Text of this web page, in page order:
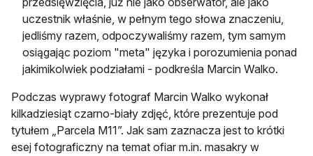
uczestnik właśnie, w pełnym tego słowa znaczeniu,
jedliśmy razem, odpoczywaliśmy razem, tym samym
osiągając poziom "meta" języka i porozumienia ponad
jakimikolwiek podziałami - podkreśla Marcin Walko.
Podczas wyprawy fotograf Marcin Walko wykonał
kilkadziesiąt czarno-biały zdjęć, które prezentuje pod
tytułem „Parcela M11”. Jak sam zaznacza jest to krótki
esej fotograficzny na temat ofiar m.in. masakry w